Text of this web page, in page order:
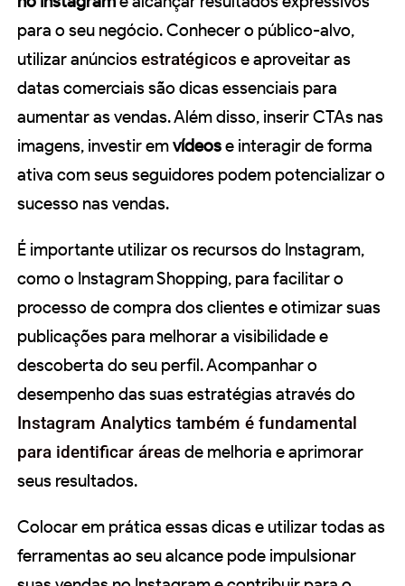
para o seu negócio. Conhecer o público-alvo,
utilizar anúnciosestratégicos e aproveitar as
datas comerciais são dicas essenciais para
aumentar as vendas. Além disso, inserir CTAs nas
imagens, investir emvídeose interagir de forma
ativa com seus seguidores podem potencializar o
sucesso nas vendas.
É importante utilizar os recursos do Instagram,
como o Instagram Shopping, para facilitar o
processo de compra dos clientes e otimizar suas
publicações para melhorar a visibilidade e
descoberta do seu perfil. Acompanhar o
desempenho das suas estratégias através do
Instagram Analytics também é fundamental
para identificar áreas de melhoria e aprimorar
seus resultados.
Colocar em prática essas dicas e utilizar todas as
ferramentas ao seu alcance pode impulsionar